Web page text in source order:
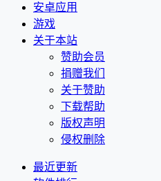
安卓应用
游戏
关于本站
赞助会员
捐赠我们
关于赞助
下载帮助
版权声明
侵权删除
最近更新